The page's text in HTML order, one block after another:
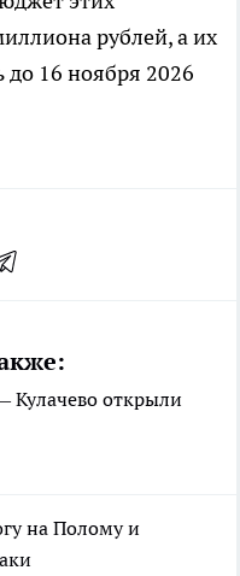
рублей, а их
16 ноября 2026
Кулачево открыли
на Полому и